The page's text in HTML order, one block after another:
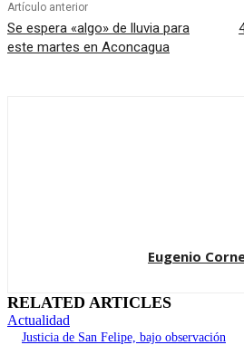
Artículo anterior
Se espera «algo» de lluvia para
este martes en Aconcagua
Eugenio
RELATED ARTICLES
Actualidad
Justicia de San Felipe, bajo observación